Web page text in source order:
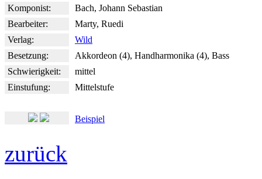
Komponist:
Bach, Johann Sebastian
Bearbeiter:
Marty, Ruedi
Verlag:
Wild
Besetzung:
Akkordeon (4), Handharmonika (4), Bass
Schwierigkeit:
mittel
Einstufung:
Mittelstufe
Beispiel
zurück